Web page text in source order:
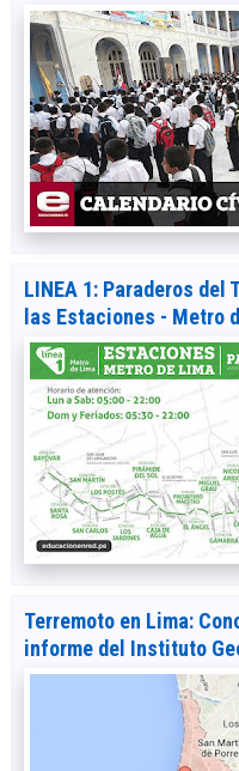
LINEA 1: Paraderos del
las Estaciones - Metro
Terremoto en Lima:
informe del Instituto